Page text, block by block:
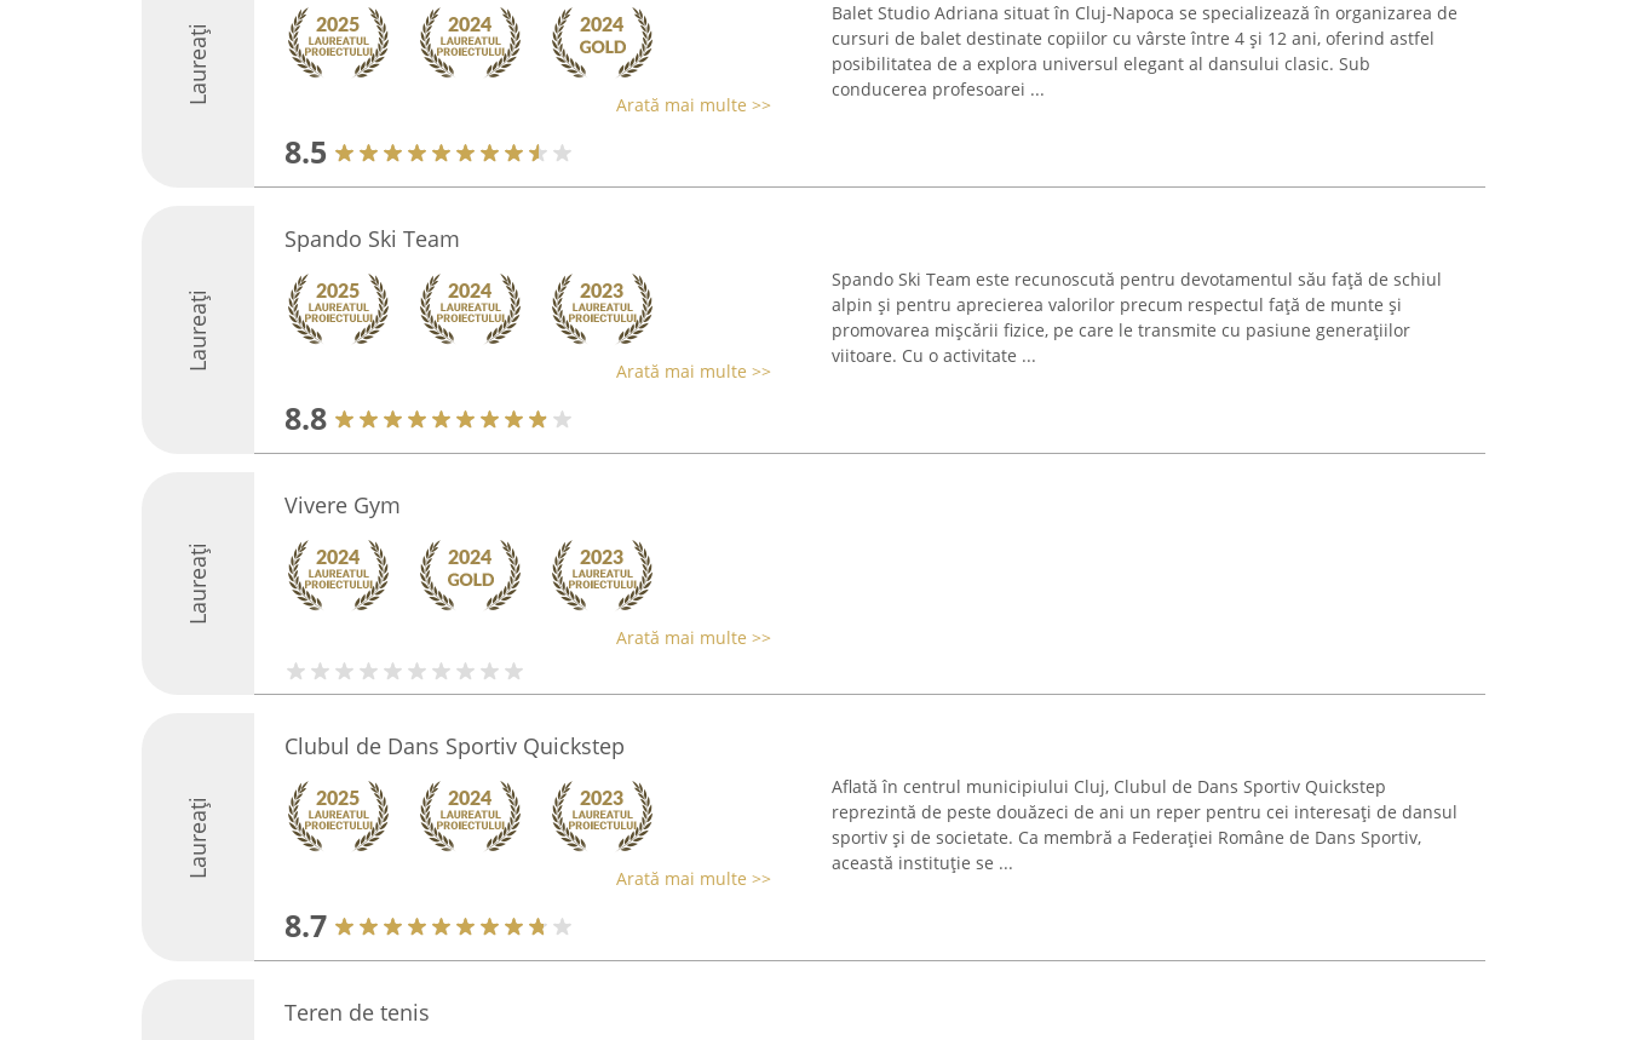
Laureați Arată mai multe >>
8.5
Balet Studio Adriana situat în Cluj-Napoca se specializează în organizarea de
cursuri de balet destinate copiilor cu vârste între 4 și 12 ani, oferind astfel
posibilitatea de a explora universul elegant al dansului clasic. Sub
conducerea profesoarei ...
Laureați
Spando Ski Team
Arată mai multe >>
8.8
Spando Ski Team este recunoscută pentru devotamentul său față de schiul
alpin și pentru aprecierea valorilor precum respectul față de munte și
promovarea mișcării fizice, pe care le transmite cu pasiune generațiilor
viitoare. Cu o activitate ...
Laureați
Vivere Gym
Arată mai multe >>
Laureați
Clubul de Dans Sportiv Quickstep
Arată mai multe >>
8.7
Aflată în centrul municipiului Cluj, Clubul de Dans Sportiv Quickstep
reprezintă de peste douăzeci de ani un reper pentru cei interesați de dansul
sportiv și de societate. Ca membră a Federației Române de Dans Sportiv,
această instituție se ...
Teren de tenis